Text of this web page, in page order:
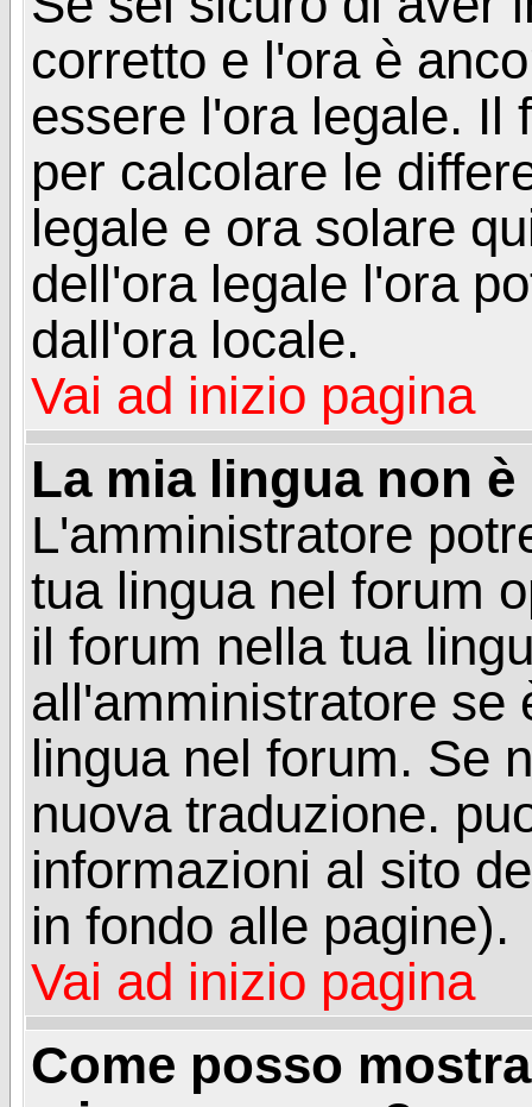
corretto e l'ora è
essere l'ora legale. Il
per calcolare le
legale e ora solare
dell'ora legale l'ora
dall'ora locale.
Vai ad inizio pagina
La mia lingua non
L'amministratore
tua lingua nel forum
il forum nella tua
all'amministratore se
lingua nel forum. Se
nuova traduzione.
informazioni al sito
in fondo alle pagine).
Vai ad inizio pagina
Come posso